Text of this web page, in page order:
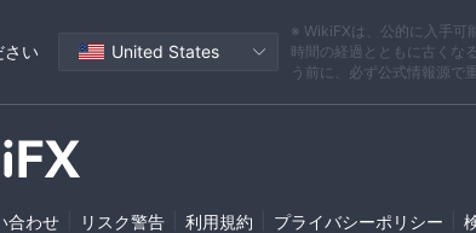
さい United States
※ WikiFXは、公的に入手可
時間の経過とともに古くな
う前に、必ず公式情報源で
合わせ リスク警告 利用規約 プライバシーポリシー